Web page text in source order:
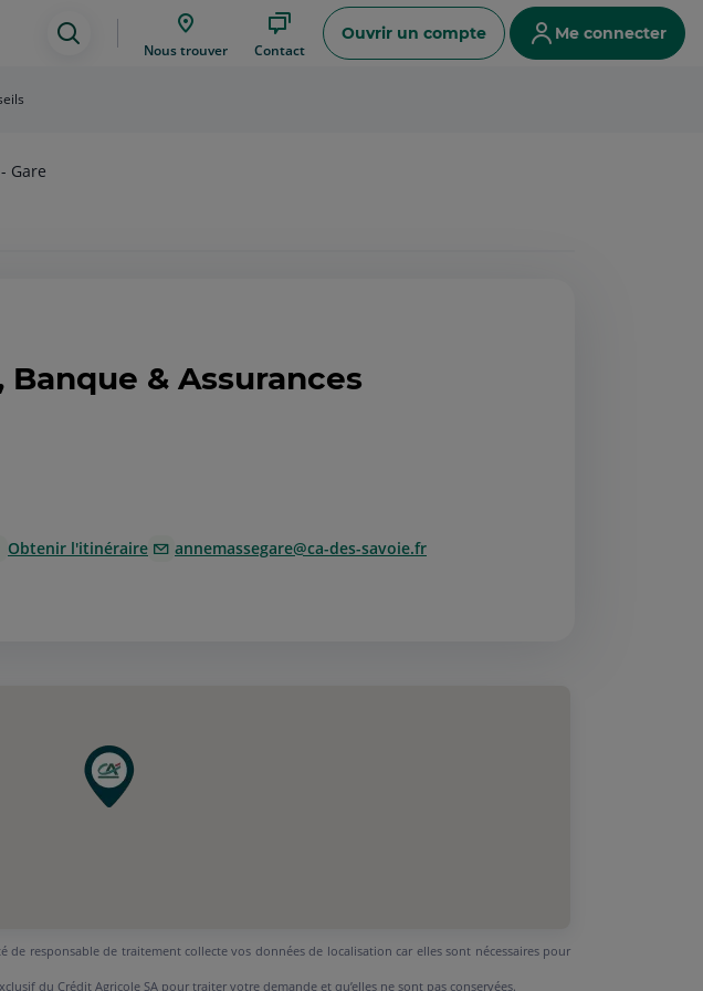
Assistance
Nous trouver Contact
Ouvrir un compte Me connecter
Gare
Banque & Assurances
Obtenir l'itinéraire annemassegare@ca-des-savoie.fr
responsable de traitement collecte vos données de localisation car elles sont nécessaires pour
du Crédit Agricole SA pour traiter votre demande et qu’elles ne sont pas conservées.